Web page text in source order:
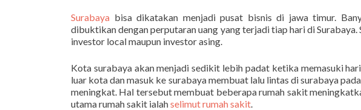
Surabaya bisa dikatakan menjadi pusat bisnis di jawa timur.
dibuktikan dengan perputaran uang yang terjadi tiap hari di
investor local maupun investor asing.
Kota surabaya akan menjadi sedikit lebih padat ketika memasuki
luar kota dan masuk ke surabaya membuat lalu lintas di surabaya
meningkat. Hal tersebut membuat beberapa rumah sakit
utama rumah sakit ialahselimut rumah sakit.